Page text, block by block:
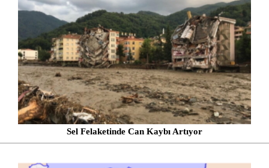
Sel Felaketinde Can Kaybı Artıyor